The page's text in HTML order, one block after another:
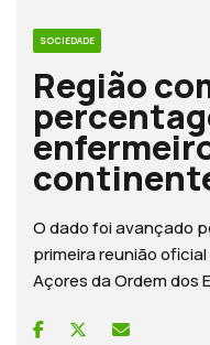
SOCIEDADE
Região
O dado foi avançado
primeira reunião
Açores da Ordem dos